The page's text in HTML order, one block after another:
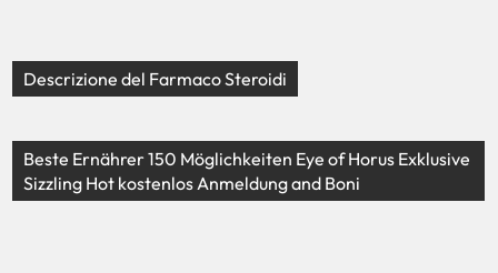
Descrizione del Farmaco Steroidi
Beste Ernährer 150 Möglichkeiten Eye of Horus Exklusive
Sizzling Hot kostenlos Anmeldung and Boni